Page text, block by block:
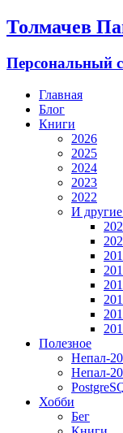
Толмачев
Персональный
Главная
Блог
Книги
2026
2025
2024
2023
2022
И
Полезное
Непал-
Непал-
Хобби
Бег